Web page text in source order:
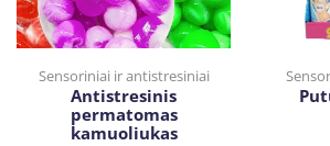
Sensoriniai ir antistresiniai
Antistresinis
permatomas
kamuoliukas